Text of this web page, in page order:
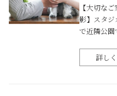
【大切な
影】スタ
で近隣公
詳し